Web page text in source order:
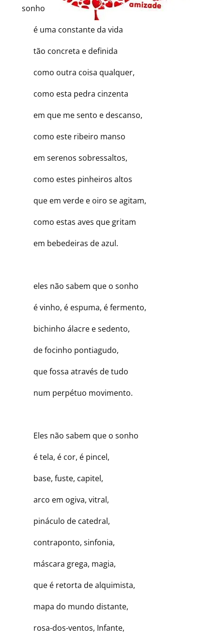
sonho
é uma constante da vida
tão concreta e definida
como outra coisa qualquer,
como esta pedra cinzenta
em que me sento e descanso,
como este ribeiro manso
em serenos sobressaltos,
como estes pinheiros altos
que em verde e oiro se agitam,
como estas aves que gritam
em bebedeiras de azul.
eles não sabem que o sonho
é vinho, é espuma, é fermento,
bichinho álacre e sedento,
de focinho pontiagudo,
que fossa através de tudo
num perpétuo movimento.
Eles não sabem que o sonho
é tela, é cor, é pincel,
base, fuste, capitel,
arco em ogiva, vitral,
pináculo de catedral,
contraponto, sinfonia,
máscara grega, magia,
que é retorta de alquimista,
mapa do mundo distante,
rosa-dos-ventos, Infante,